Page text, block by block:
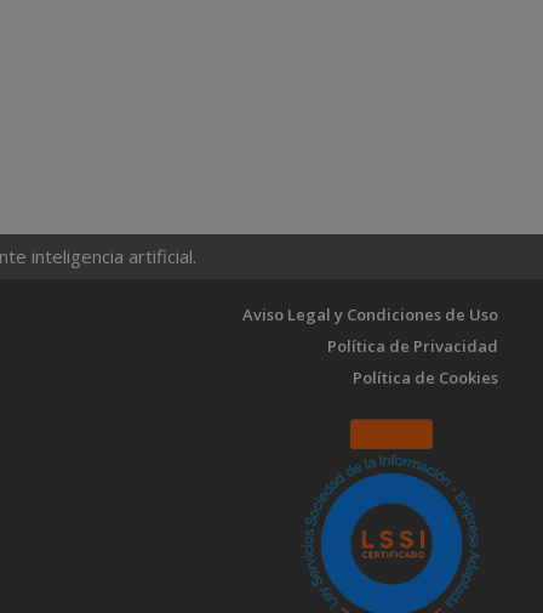
inteligencia artificial.
Aviso Legal y Condiciones de Uso
Política de Privacidad
Política de Cookies